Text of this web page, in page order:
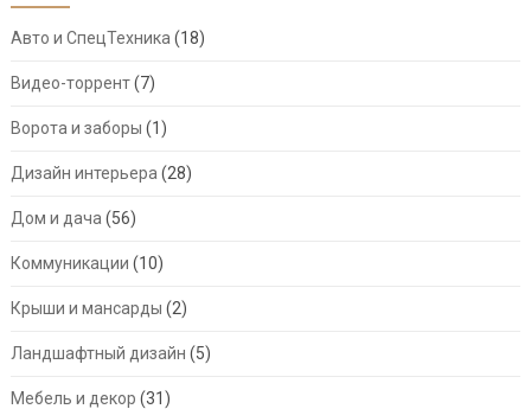
Авто и СпецТехника (18)
Видео-торрент(7)
Ворота и заборы (1)
Дизайн интерьера (28)
Дом и дача (56)
Коммуникации (10)
Крыши и мансарды (2)
Ландшафтный дизайн (5)
Мебель и декор (31)